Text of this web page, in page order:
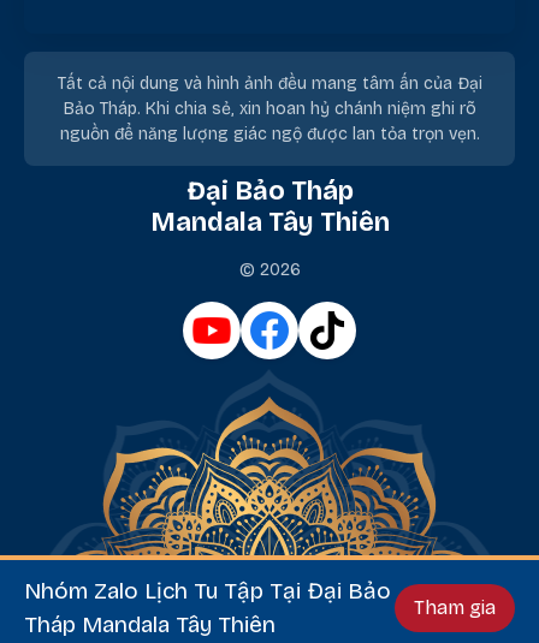
Tất cả nội dung và hình ảnh đều mang tâm ấn của Đại
Bảo Tháp. Khi chia sẻ, xin hoan hỷ chánh niệm ghi rõ
nguồn để năng lượng giác ngộ được lan tỏa trọn vẹn.
Đại Bảo Tháp
Mandala Tây Thiên
© 2026
Nhóm Zalo Lịch Tu Tập Tại Đại Bảo
Tháp Mandala Tây Thiên
Tham gia